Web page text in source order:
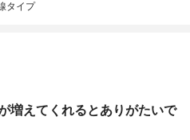
タイプ
増えてくれるとありがたいで